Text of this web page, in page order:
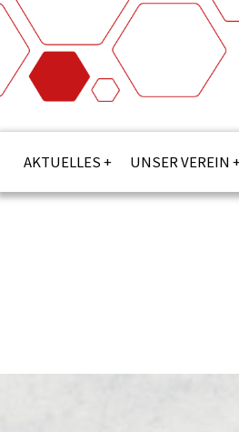
AKTUELLES UNSER VEREIN